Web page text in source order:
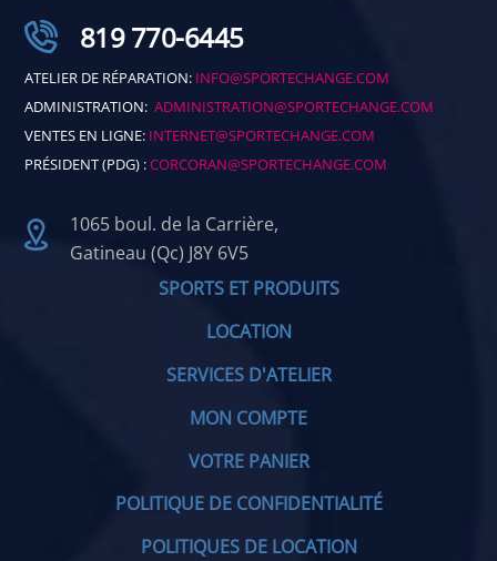
819 770-6445
ATELIER DE RÉPARATION: INFO@SPORTECHANGE.COM
ADMINISTRATION:ADMINISTRATION@SPORTECHANGE.COM
VENTES EN LIGNE: INTERNET@SPORTECHANGE.COM
PRÉSIDENT (PDG) :CORCORAN@SPORTECHANGE.COM
1065 boul. de la Carrière,
Gatineau (Qc) J8Y 6V5
SPORTS ET PRODUITS
LOCATION
SERVICES D'ATELIER
MON COMPTE
VOTRE PANIER
POLITIQUE DE CONFIDENTIALITÉ
POLITIQUES DE LOCATION